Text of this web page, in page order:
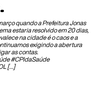
quando a Prefeitura Jonas
estaria resolvido em 20 dias,
na cidade é o caos e a
exigindo a abertura
as contas.
#CPIdaSaúde
[…]